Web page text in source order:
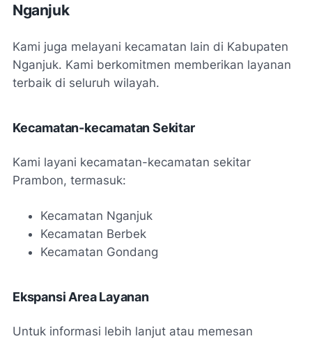
Nganjuk
Kami juga melayani kecamatan lain di Kabupaten
Nganjuk. Kami berkomitmen memberikan layanan
terbaik di seluruh wilayah.
Kecamatan-kecamatan Sekitar
Kami layani kecamatan-kecamatan sekitar
Prambon, termasuk:
Kecamatan Nganjuk
Kecamatan Berbek
Kecamatan Gondang
Ekspansi Area Layanan
Untuk informasi lebih lanjut atau memesan